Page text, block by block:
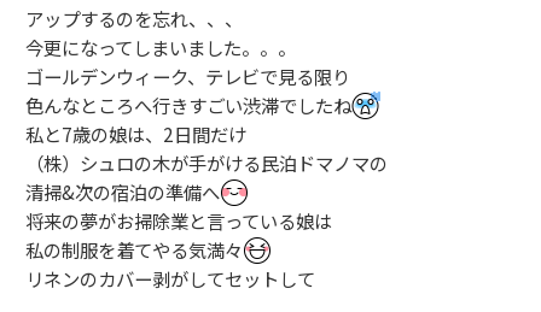
アップするのを忘れ、、、
今更になってしまいました。。。
ゴールデンウィーク、テレビで見る限り
色んなところへ行きすごい渋滞でしたね
私と7歳の娘は、2日間だけ
（株）シュロの木が手がける民泊ドマノマの
清掃&次の宿泊の準備へ
将来の夢がお掃除業と言っている娘は
私の制服を着てやる気満々
リネンのカバー剥がしてセットして